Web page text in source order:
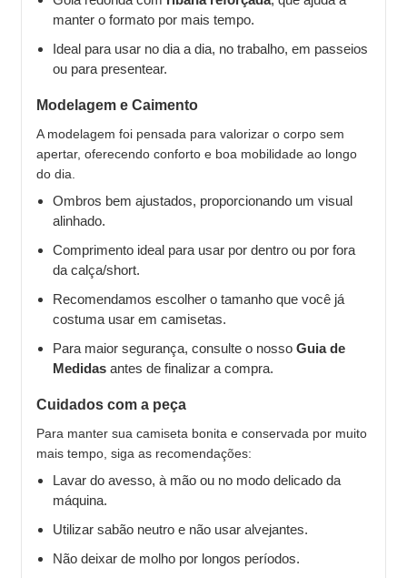
manter o formato por mais tempo.
Ideal para usar no dia a dia, no trabalho, em passeios
ou para presentear.
Modelagem e Caimento
A modelagem foi pensada para valorizar o corpo sem
apertar, oferecendo conforto e boa mobilidade ao longo
do dia.
Ombros bem ajustados, proporcionando um visual
alinhado.
Comprimento ideal para usar por dentro ou por fora
da calça/short.
Recomendamos escolher o tamanho que você já
costuma usar em camisetas.
Para maior segurança, consulte o nosso Guia de
Medidas antes de finalizar a compra.
Cuidados com a peça
Para manter sua camiseta bonita e conservada por muito
mais tempo, siga as recomendações:
Lavar do avesso, à mão ou no modo delicado da
máquina.
Utilizar sabão neutro e não usar alvejantes.
Não deixar de molho por longos períodos.